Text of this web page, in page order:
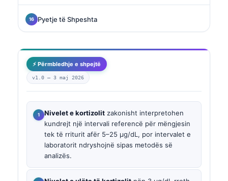
Pyetje të Shpeshta
⚡ Përmbledhje e shpejtë
v1.0 — 3 maj 2026
Nivelet e kortizolit zakonisht interpretohen
kundrejt një intervali referencë për mëngjesin
tek të rriturit afër 5–25 µg/dL, por intervalet e
laboratorit ndryshojnë sipas metodës së
analizës.